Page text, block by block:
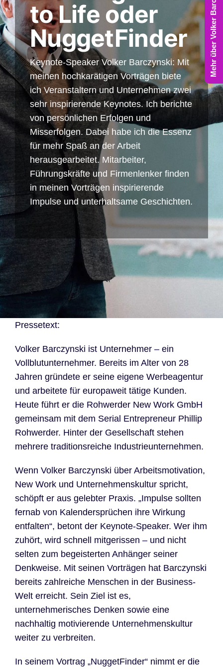
to Life oder
NuggetFinder
Keynote-Speaker Volker Barczynski: Mit
meinen hochkarätigen Vorträgen biete
ich Veranstaltern und Unternehmen zwei
sehr inspirierende Keynotes. Ich berichte
von persönlichen Erfolgen und
Misserfolgen. Dabei habe ich die Essenz
für mehr Spaß an der Arbeit
herausgearbeitet. Mitarbeiter,
Führungskräfte und Firmenlenker finden
in meinen Vorträgen inspirierende
Impulse und unterhaltsame Geschichten.
Pressetext:
Volker Barczynski ist Unternehmer – ein
Vollblutunternehmer. Bereits im Alter von 28
Jahren gründete er seine eigene Werbeagentur
und arbeitete für europaweit tätige Kunden.
Heute führt er die Rohwerder New Work GmbH
gemeinsam mit dem Serial Entrepreneur Phillip
Rohwerder. Hinter der Gesellschaft stehen
mehrere traditionsreiche Industrieunternehmen.
Wenn Volker Barczynski über Arbeitsmotivation,
New Work und Unternehmenskultur spricht,
schöpft er aus gelebter Praxis. „Impulse sollten
fernab von Kalendersprüchen ihre Wirkung
entfalten“, betont der Keynote-Speaker. Wer ihm
zuhört, wird schnell mitgerissen – und nicht
selten zum begeisterten Anhänger seiner
Denkweise. Mit seinen Vorträgen hat Barczynski
bereits zahlreiche Menschen in der Business-
Welt erreicht. Sein Ziel ist es,
unternehmerisches Denken sowie eine
nachhaltig motivierende Unternehmenskultur
weiter zu verbreiten.
In seinem Vortrag „NuggetFinder“ nimmt er die
Mehr über Volker Barczynski